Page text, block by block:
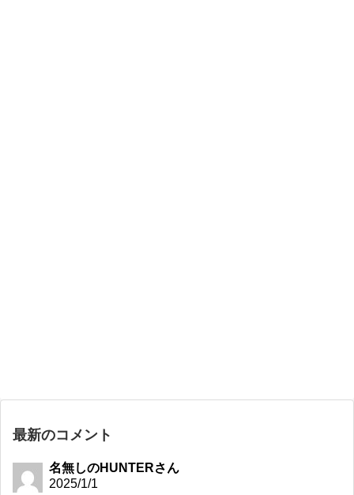
最新のコメント
名無しのHUNTERさん
2025/1/1